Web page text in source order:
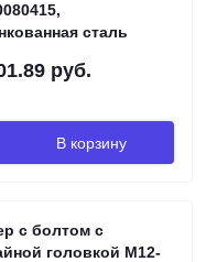
сталь
руб.
В корзину
с болтом с
головкой М12-